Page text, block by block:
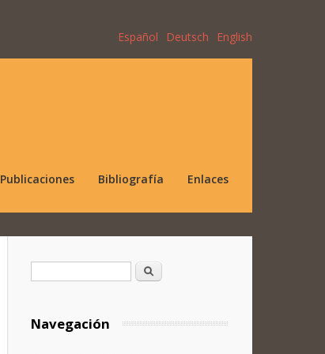
Español Deutsch English
Publicaciones Bibliografía Enlaces
Formulario de búsqueda
Buscar
Navegación